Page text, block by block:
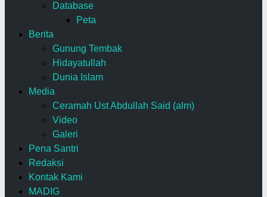
Database
Peta
Berita
Gunung Tembak
Hidayatullah
Dunia Islam
Media
Ceramah Ust Abdullah Said (alm)
Video
Galeri
Pena Santri
Redaksi
Kontak Kami
MADIG